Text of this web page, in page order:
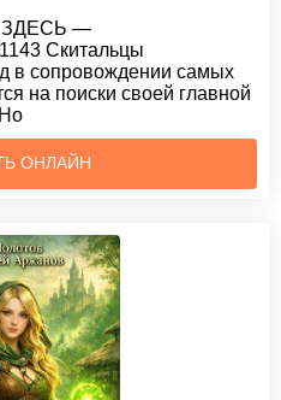
—
Скитальцы
в сопровождении самых
на поиски своей главной
ОНЛАЙН